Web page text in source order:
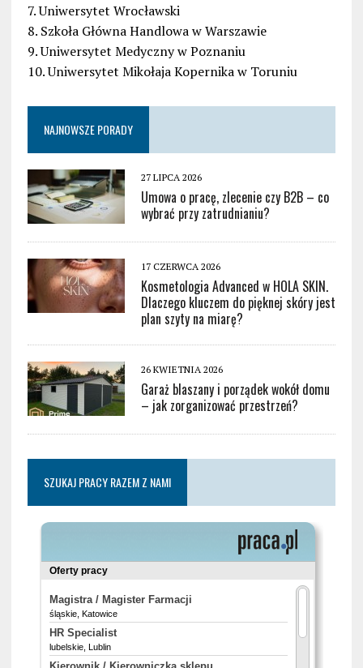
7. Uniwersytet Wrocławski
8. Szkoła Główna Handlowa w Warszawie
9. Uniwersytet Medyczny w Poznaniu
10. Uniwersytet Mikołaja Kopernika w Toruniu
NAJNOWSZE PORADY
27 LIPCA 2026
Umowa o pracę, zlecenie czy B2B – co
wybrać przy zatrudnianiu?
17 CZERWCA 2026
Kosmetologia Advanced w HOLA SKIN.
Dlaczego kluczem do pięknej skóry jest
plan szyty na miarę?
26 KWIETNIA 2026
Garaż blaszany i porządek wokół domu
– jak zorganizować przestrzeń?
SZUKAJ PRACY RAZEM Z NAMI